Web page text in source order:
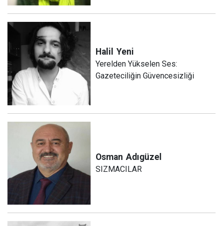
Halil Yeni
Yerelden Yükselen Ses:
Gazeteciliğin Güvencesizliği
Osman Adıgüzel
SIZMACILAR